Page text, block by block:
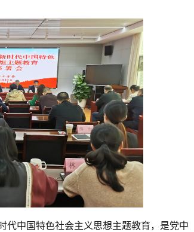
代中国特色社会主义思想主题教育，是党中